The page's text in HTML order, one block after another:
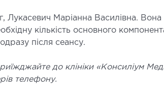
Лукасевич Маріанна Василівна.
кількість основного
після сеансу.
до клініки «Консиліум
телефону.